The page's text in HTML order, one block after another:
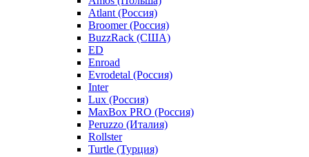
Atlant (Россия)
Broomer (Россия)
BuzzRack (США)
ED
Enroad
Evrodetal (Россия)
Inter
Lux (Россия)
MaxBox PRO (Россия)
Peruzzo (Италия)
Rollster
Turtle (Турция)